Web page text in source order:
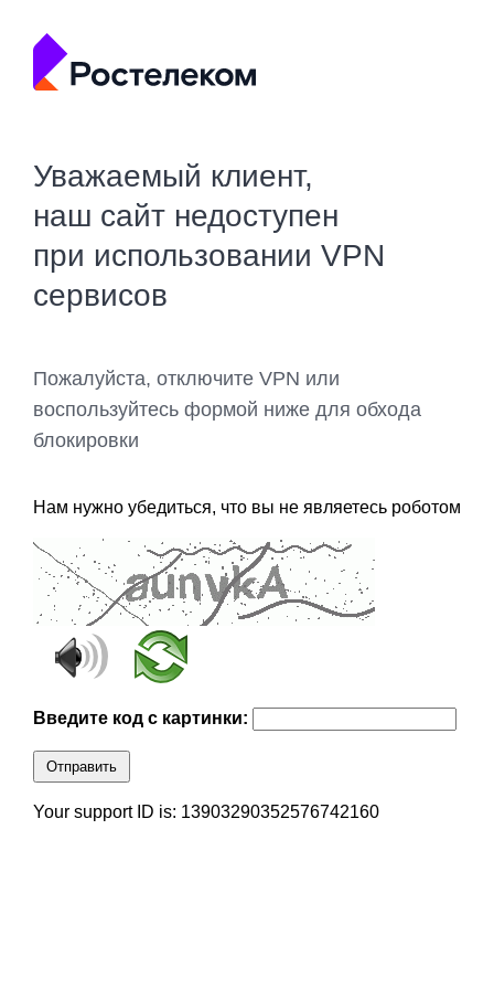
Уважаемый клиент,
наш сайт недоступен
при использовании VPN
сервисов
Пожалуйста, отключите VPN или
воспользуйтесь формой ниже для обхода
блокировки
Нам нужно убедиться, что вы не являетесь роботом
Введите код с картинки:
Отправить
Your support ID is: 13903290352576742160